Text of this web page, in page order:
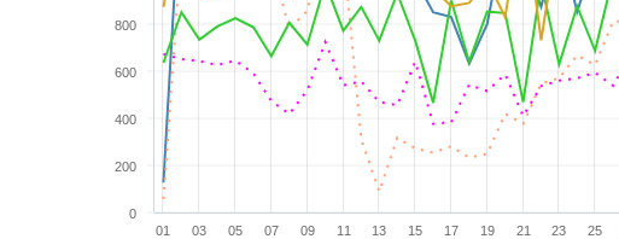
01 03 05 07 09 11 13 15 17 19 21 23 25
0
200
400
600
800